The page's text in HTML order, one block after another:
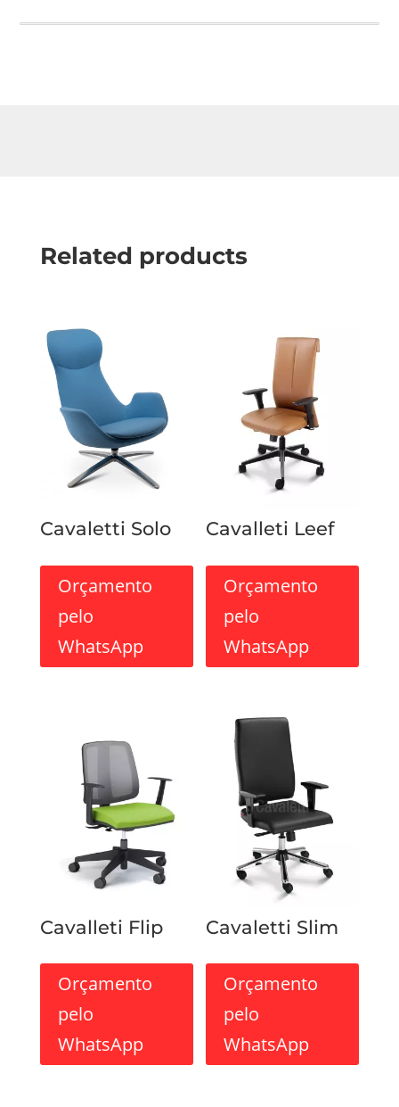
Related products
Cavaletti Solo
Orçamento
pelo
WhatsApp
Cavalleti Leef
Orçamento
pelo
WhatsApp
Cavalleti Flip
Orçamento
pelo
WhatsApp
Cavaletti Slim
Orçamento
pelo
WhatsApp